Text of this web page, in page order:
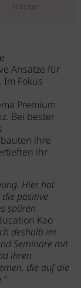
Anzeige
Ansätze für
Fokus
Premium
Bei bester
ihre
ihr
Hier hat
positive
spüren
Kao
deshalb im
Seminare mit
ihren
die auf die